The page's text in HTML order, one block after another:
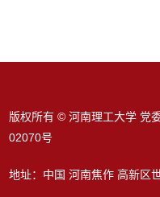
版权所有 © 河南理工大学
02070号
地址：中国 河南焦作 高新区